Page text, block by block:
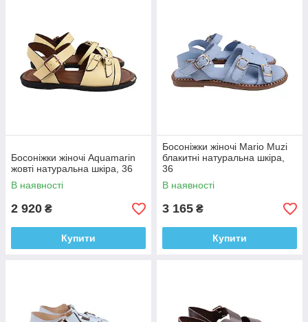
Босоніжки жіночі Aquamarin
жовті натуральна шкіра, 36
В наявності
2 920 ₴
Купити
Босоніжки жіночі Mario Muzi
блакитні натуральна шкіра,
36
В наявності
3 165 ₴
Купити